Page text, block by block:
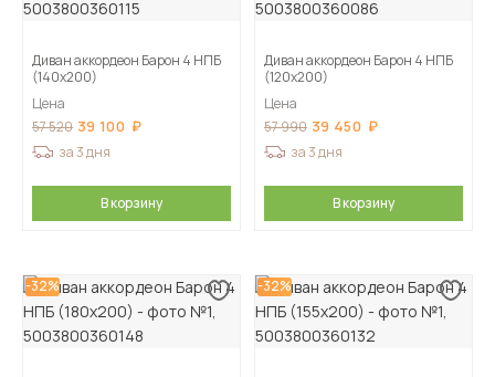
Диван аккордеон Барон 4 НПБ
(140х200)
Цена
57 520 39 100
за 3 дня
В корзину
Диван аккордеон Барон 4 НПБ
(120х200)
Цена
57 990 39 450
за 3 дня
В корзину
-32% -32%